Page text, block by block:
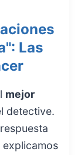
Las
mejor
detective.
explicamos